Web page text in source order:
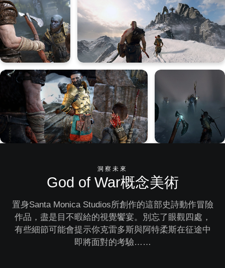
洞察未來
God of War概念美術
置身Santa Monica Studios所創作的這部史詩動作冒險
作品，盡是目不暇給的視覺饗宴。別忘了眼觀四處，
有些細節可能會提示你克雷多斯與阿特柔斯在征途中
即將面對的考驗……